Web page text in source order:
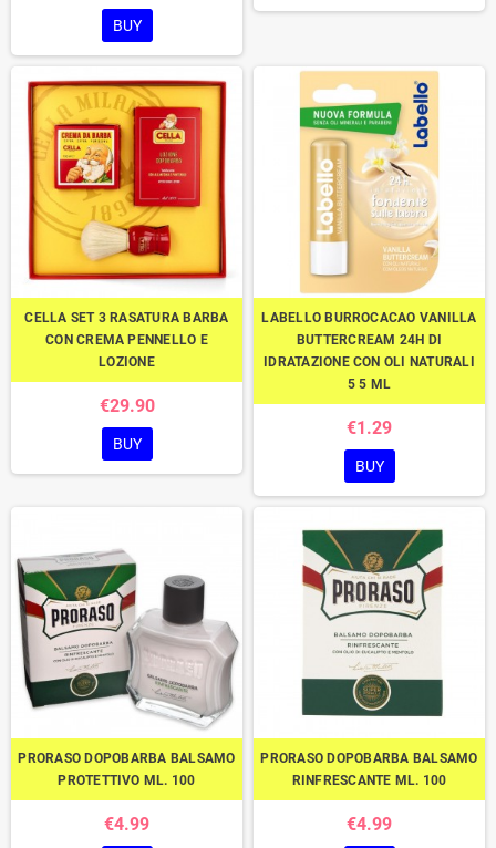
BUY
CELLA SET 3 RASATURA BARBA
CON CREMA PENNELLO E
LOZIONE
€29.90
BUY
LABELLO BURROCACAO VANILLA
BUTTERCREAM 24H DI
IDRATAZIONE CON OLI NATURALI
5 5 ML
€1.29
BUY
PRORASO DOPOBARBA BALSAMO
PROTETTIVO ML. 100
€4.99
PRORASO DOPOBARBA BALSAMO
RINFRESCANTE ML. 100
€4.99